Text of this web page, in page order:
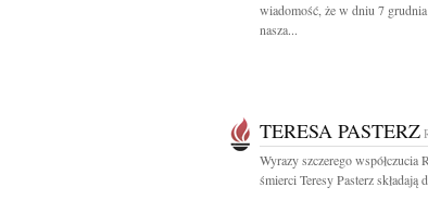
wiadomość, że w dniu 7
nasza...
TERESA PASTERZ
Wyrazy szczerego współczucia
śmierci Teresy Pasterz składają